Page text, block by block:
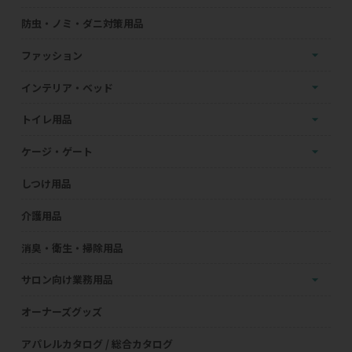
防虫・ノミ・ダニ対策用品
ファッション
インテリア・ベッド
トイレ用品
ケージ・ゲート
しつけ用品
介護用品
消臭・衛生・掃除用品
サロン向け業務用品
オーナーズグッズ
アパレルカタログ / 総合カタログ